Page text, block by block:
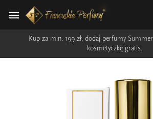
Kup za min. 199 zł, dodaj perfumy
kosmetyczkę gratis.